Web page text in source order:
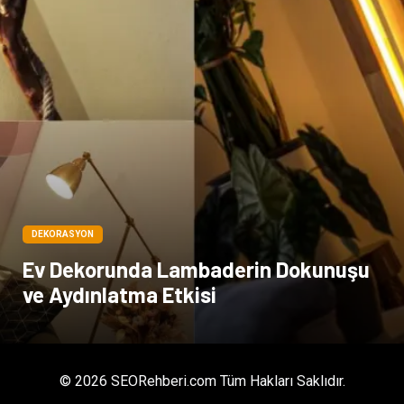
DEKORASYON
Ev Dekorunda Lambaderin Dokunuşu
ve Aydınlatma Etkisi
© 2026 SEORehberi.com Tüm Hakları Saklıdır.